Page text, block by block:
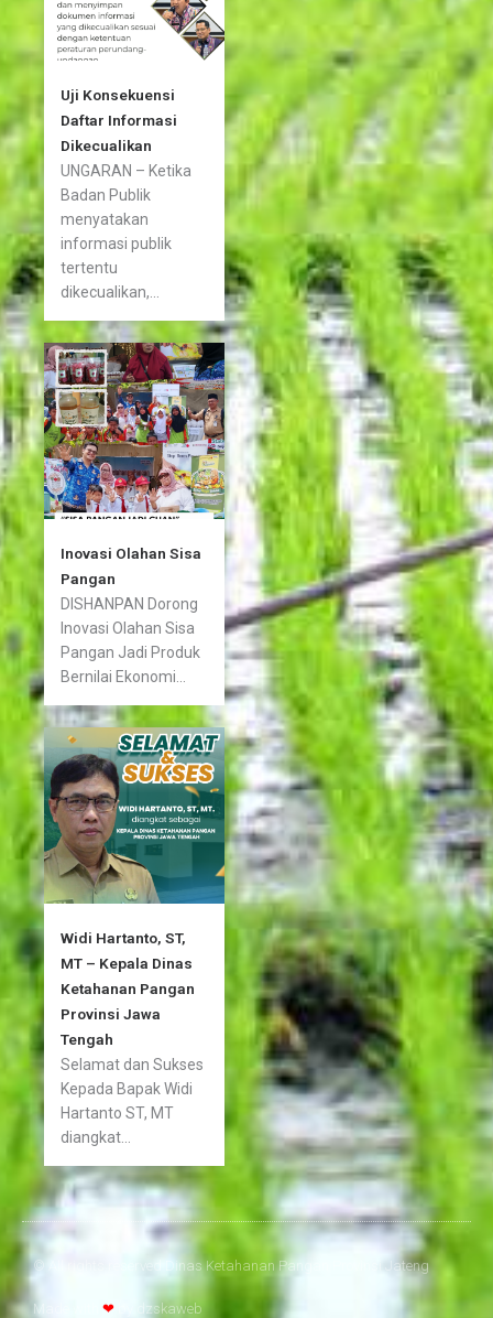
Uji Konsekuensi
Daftar Informasi
Dikecualikan
UNGARAN – Ketika
Badan Publik
menyatakan
informasi publik
tertentu
dikecualikan,...
Inovasi Olahan Sisa
Pangan
DISHANPAN Dorong
Inovasi Olahan Sisa
Pangan Jadi Produk
Bernilai Ekonomi...
Widi Hartanto, ST,
MT – Kepala Dinas
Ketahanan Pangan
Provinsi Jawa
Tengah
Selamat dan Sukses
Kepada Bapak Widi
Hartanto ST, MT
diangkat...
© All rights reserved Dinas Ketahanan Pangan Provinsi Jateng
Made with ❤ dzskaweb